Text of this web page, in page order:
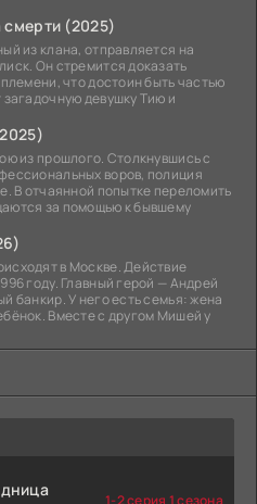
(2025)
из клана, отправляется на
Он стремится доказать
что достоин быть частью
девушку Тию и
из прошлого. Столкнувшись с
воров, полиция
В отчаянной попытке переломить
за помощью к бывшему
в Москве. Действие
году. Главный герой — Андрей
банкир. У него есть семья: жена
Вместе с другом Мишей у